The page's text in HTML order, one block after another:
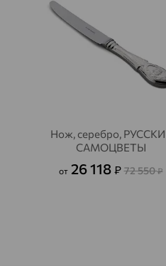
Нож, серебро,
САМОЦВЕТЫ
от 26 118 ₽ 72 550₽